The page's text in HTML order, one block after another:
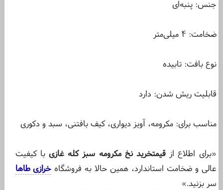
جنس: پنبه‌ای
ضخامت: ۴ میلی‌متر
نوع بافت: تابیده
قابلیت ریش شدن: دارد
مناسب برای: مکرومه، آویز دیواری، کیف بافتنی، سبد و دکوری
«برای اطلاع ازقیمتخرید نخ مکرومه سبز کله غازی با کیفیت
عالی و ضخامت استاندارد، همین حالا به فروشگاه خرازی طاها
سر بزنید.»